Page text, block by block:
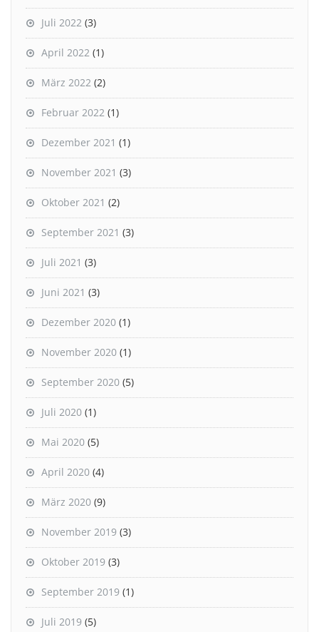
Juli 2022 (3)
April 2022 (1)
März 2022 (2)
Februar 2022 (1)
Dezember 2021 (1)
November 2021 (3)
Oktober 2021 (2)
September 2021 (3)
Juli 2021 (3)
Juni 2021 (3)
Dezember 2020 (1)
November 2020 (1)
September 2020 (5)
Juli 2020 (1)
Mai 2020 (5)
April 2020 (4)
März 2020 (9)
November 2019 (3)
Oktober 2019 (3)
September 2019 (1)
Juli 2019 (5)